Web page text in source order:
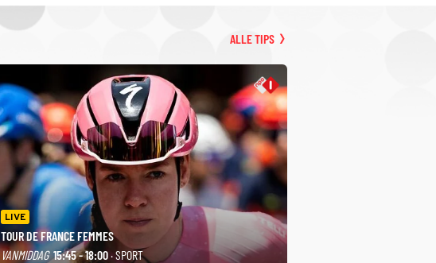
ALLE TIPS
LIVE
TOUR DE FRANCE FEMMES
VANMIDDAG 15:45 - 18:00· SPORT